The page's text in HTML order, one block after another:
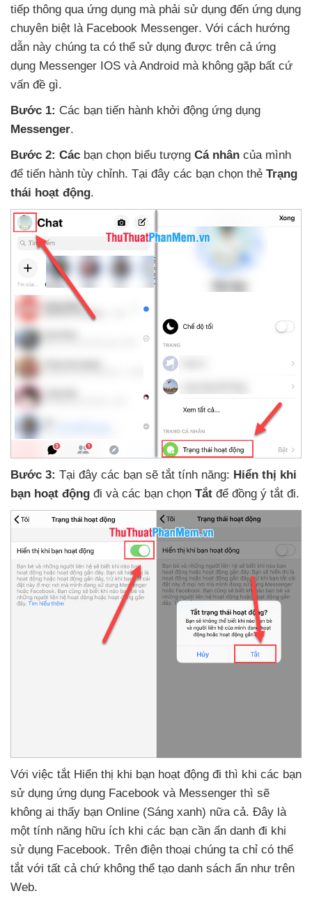
tiếp thông qua ứng dụng mà phải sử dụng đến ứng dụng
chuyên biệt là Facebook Messenger. Với cách hướng
dẫn này chúng ta có thể sử dụng được trên cả ứng
dụng Messenger IOS và Android mà không gặp bất cứ
vấn đề gì.
Bước 1: Các bạn tiến hành khởi động ứng dụng
Messenger.
Bước 2: Các bạn chọn biểu tượng Cá nhân của mình
để tiến hành tùy chỉnh. Tại đây các bạn chọn thẻ Trạng
thái hoạt động.
Bước 3: Tại đây các bạn sẽ tắt tính năng: Hiển thị khi
bạn hoạt động đi và các bạn chọn Tắt để đồng ý tắt đi.
Với việc tắt Hiển thị khi bạn hoạt động đi thì khi các bạn
sử dụng ứng dụng Facebook và Messenger thì sẽ
không ai thấy bạn Online (Sáng xanh) nữa cả. Đây là
một tính năng hữu ích khi các bạn cần ẩn danh đi khi
sử dụng Facebook. Trên điện thoại chúng ta chỉ có thể
tắt với tất cả chứ không thể tạo danh sách ẩn như trên
Web.